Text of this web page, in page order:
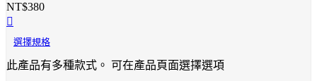
NT$380
選擇規格
此產品有多種款式。 可在產品頁面選擇選項